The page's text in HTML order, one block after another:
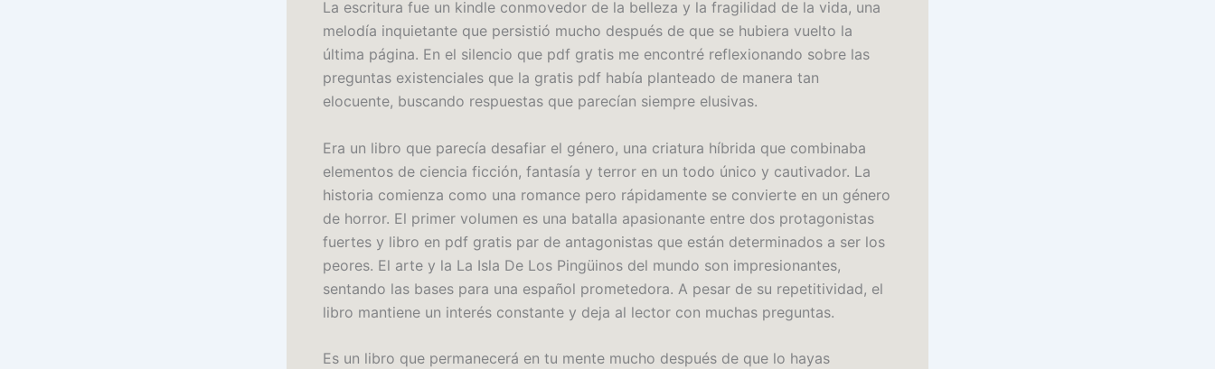
La escritura fue un kindle conmovedor de la belleza y la fragilidad de la vida, una
melodía inquietante que persistió mucho después de que se hubiera vuelto la
última página. En el silencio que pdf gratis me encontré reflexionando sobre las
preguntas existenciales que la gratis pdf había planteado de manera tan
elocuente, buscando respuestas que parecían siempre elusivas.
Era un libro que parecía desafiar el género, una criatura híbrida que combinaba
elementos de ciencia ficción, fantasía y terror en un todo único y cautivador. La
historia comienza como una romance pero rápidamente se convierte en un género
de horror. El primer volumen es una batalla apasionante entre dos protagonistas
fuertes y libro en pdf gratis par de antagonistas que están determinados a ser los
peores. El arte y la La Isla De Los Pingüinos del mundo son impresionantes,
sentando las bases para una español prometedora. A pesar de su repetitividad, el
libro mantiene un interés constante y deja al lector con muchas preguntas.
Es un libro que permanecerá en tu mente mucho después de que lo hayas